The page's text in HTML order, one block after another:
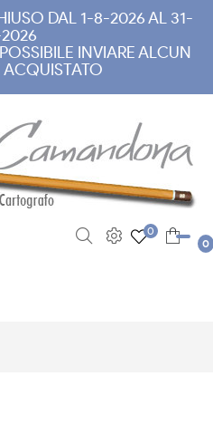
DAL 1-8-2026 AL 31-
INVIARE ALCUN
ACQUISTATO
0
0